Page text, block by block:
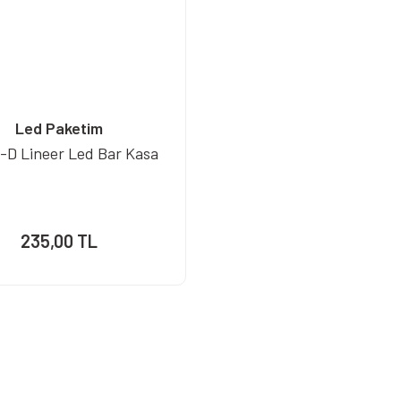
Led Paketim
D Lineer Led Bar Kasa
235,00 TL